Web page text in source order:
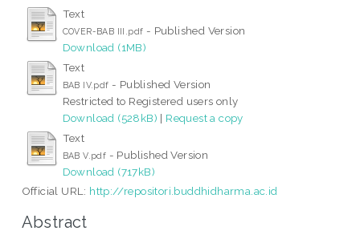
Text
COVER-BAB III.pdf - Published Version
Download (1MB)
Text
BAB IV.pdf - Published Version
Restricted to Registered users only
Download (528kB) | Request a copy
Text
BAB V.pdf - Published Version
Download (717kB)
Official URL: http://repositori.buddhidharma.ac.id
Abstract